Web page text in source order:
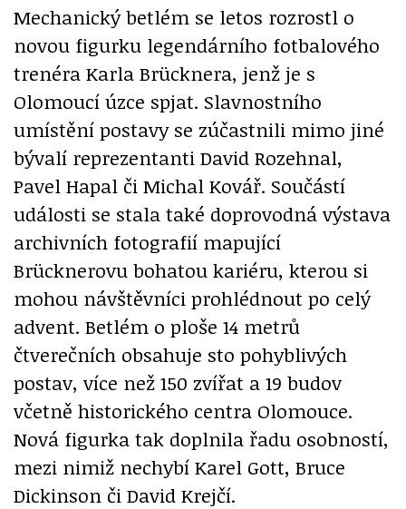
Mechanický betlém se letos rozrostl o
novou figurku legendárního fotbalového
trenéra Karla Brücknera, jenž je s
Olomoucí úzce spjat. Slavnostního
umístění postavy se zúčastnili mimo jiné
bývalí reprezentanti David Rozehnal,
Pavel Hapal či Michal Kovář. Součástí
události se stala také doprovodná výstava
archivních fotografií mapující
Brücknerovu bohatou kariéru, kterou si
mohou návštěvníci prohlédnout po celý
advent. Betlém o ploše 14 metrů
čtverečních obsahuje sto pohyblivých
postav, více než 150 zvířat a 19 budov
včetně historického centra Olomouce.
Nová figurka tak doplnila řadu osobností,
mezi nimiž nechybí Karel Gott, Bruce
Dickinson či David Krejčí.